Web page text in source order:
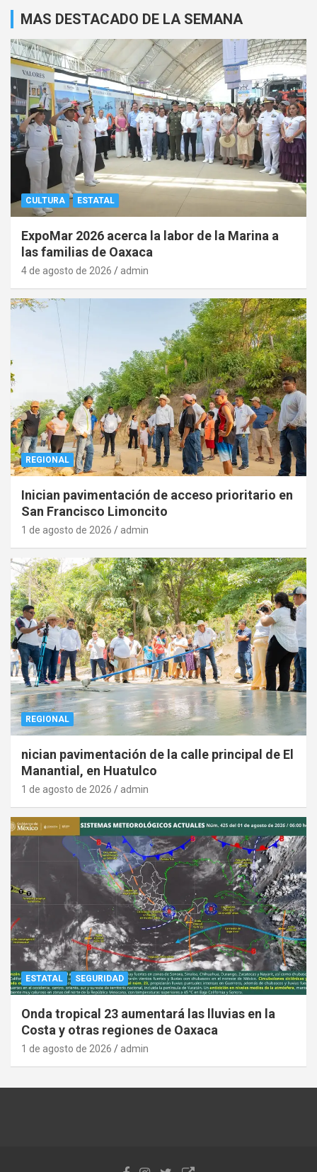
MAS DESTACADO DE LA SEMANA
CULTURA ESTATAL
ExpoMar 2026 acerca la labor de la Marina a
las familias de Oaxaca
4 de agosto de 2026 admin
REGIONAL
Inician pavimentación de acceso prioritario en
San Francisco Limoncito
1 de agosto de 2026 admin
REGIONAL
nician pavimentación de la calle principal de El
Manantial, en Huatulco
1 de agosto de 2026 admin
ESTATAL SEGURIDAD
Onda tropical 23 aumentará las lluvias en la
Costa y otras regiones de Oaxaca
1 de agosto de 2026 admin